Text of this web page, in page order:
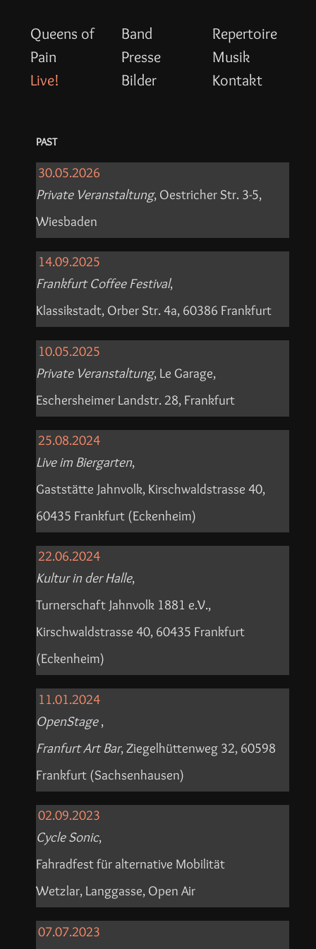
Queens of
Pain
Band
Repertoire
Presse
Musik
Live!
Bilder Kontakt
PAST
30.05.2026
Private Veranstaltung, Oestricher Str. 3-5,
Wiesbaden
14.09.2025
Frankfurt Coffee Festival,
Klassikstadt, Orber Str. 4a, 60386 Frankfurt
10.05.2025
Private Veranstaltung, Le Garage,
Eschersheimer Landstr. 28, Frankfurt
25.08.2024
Live im Biergarten,
Gaststätte Jahnvolk, Kirschwaldstrasse 40,
60435 Frankfurt (Eckenheim)
22.06.2024
Kultur in der Halle,
Turnerschaft Jahnvolk 1881 e.V.,
Kirschwaldstrasse 40, 60435 Frankfurt
(Eckenheim)
11.01.2024
OpenStage,
Franfurt Art Bar, Ziegelhüttenweg 32, 60598
Frankfurt (Sachsenhausen)
02.09.2023
Cycle Sonic,
Fahradfest für alternative Mobilität
Wetzlar, Langgasse, Open Air
07.07.2023